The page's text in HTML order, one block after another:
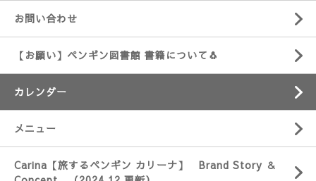
お問い合わせ
【お願い】ペンギン図書館 書籍について🐧
カレンダー
メニュー
Carina【旅するペンギン カリーナ】 Brand Story ＆